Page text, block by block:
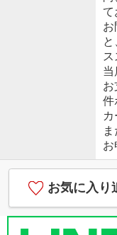
て
お
ス
当
お
件
カ
お
お気に入り